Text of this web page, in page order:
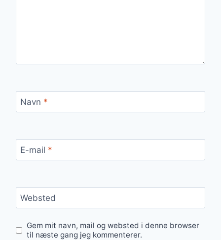
Navn *
E-mail *
Websted
Gem mit navn, mail og websted i denne browser
til næste gang jeg kommenterer.